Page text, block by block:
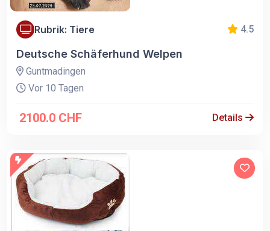
Rubrik: Tiere 4.5
Deutsche Schäferhund Welpen
Guntmadingen
Vor 10 Tagen
2100.0 CHF Details